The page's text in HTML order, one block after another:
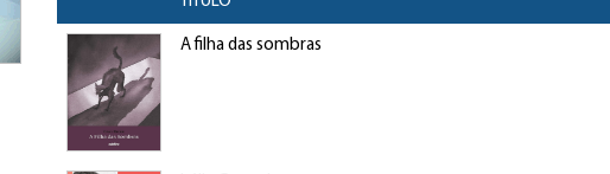
A filha das sombras